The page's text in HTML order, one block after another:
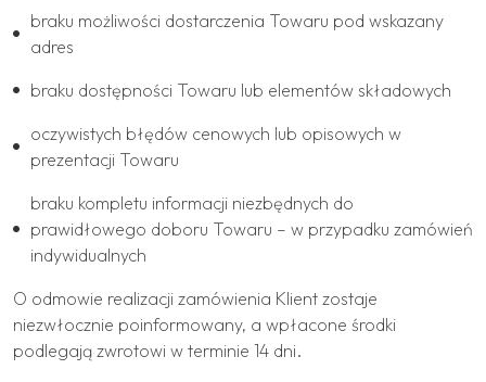
braku możliwości dostarczenia Towaru pod wskazany
adres
braku dostępności Towaru lub elementów składowych
oczywistych błędów cenowych lub opisowych w
prezentacji Towaru
braku kompletu informacji niezbędnych do
prawidłowego doboru Towaru – w przypadku zamówień
indywidualnych
O odmowie realizacji zamówienia Klient zostaje
niezwłocznie poinformowany, a wpłacone środki
podlegają zwrotowi w terminie 14 dni.